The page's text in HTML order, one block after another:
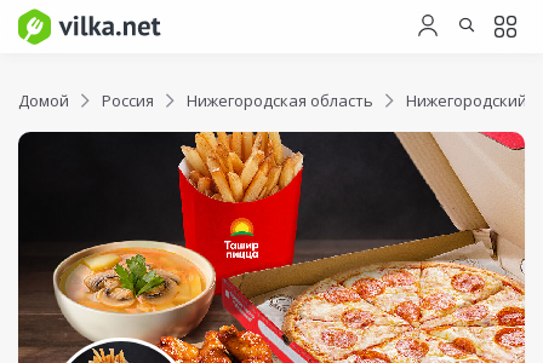
Домой Россия Нижегородская область Нижегородский